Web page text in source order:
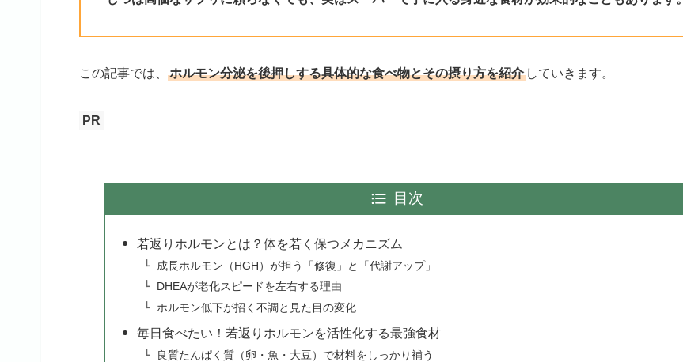
この記事では、 ホルモン分泌を後押しする具体的な食べ物とその摂り方を紹介 していきます。
PR
目次
若返りホルモンとは？体を若く保つメカニズム
成長ホルモン（HGH）が担う「修復」と「代謝アップ」
DHEAが老化スピードを左右する理由
ホルモン低下が招く不調と見た目の変化
毎日食べたい！若返りホルモンを活性化する最強食材
良質たんぱく質（卵・魚・大豆）で材料をしっかり補う